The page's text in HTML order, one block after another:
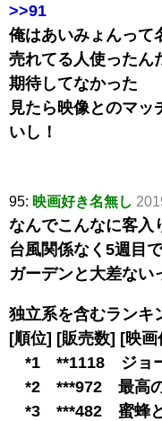
>>91
俺はあいみょんって
売れてる人使ったん
期待してなかった
見たら映像とのマッ
いし！
95: 映画好き名無し
なんでこんなに客
台風関係なく5週目
ガーデンと大差な
独立系を含むランキ
[順位] [販売数] [映画
*1 **1118 ジョ
*2 ***972 最高の
*3 ***482 蜜蜂